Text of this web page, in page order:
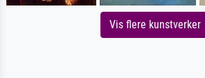
Vis flere kunstverker